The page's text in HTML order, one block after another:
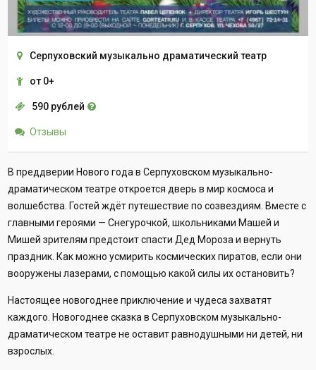
Серпуховский музыкально драматический театр
от 0+
590 рублей
Отзывы
В преддверии Нового года в Серпуховском музыкально-
драматическом театре откроется дверь в мир космоса и
волшебства. Гостей ждёт путешествие по созвездиям. Вместе с
главными героями — Снегурочкой, школьниками Машей и
Мишей зрителям предстоит спасти Дед Мороза и вернуть
праздник. Как можно усмирить космических пиратов, если они
вооружены лазерами, с помощью какой силы их остановить?
Настоящее новогоднее приключение и чудеса захватят
каждого. Новогоднее сказка в Серпуховском музыкально-
драматическом театре не оставит равнодушными ни детей, ни
взрослых.